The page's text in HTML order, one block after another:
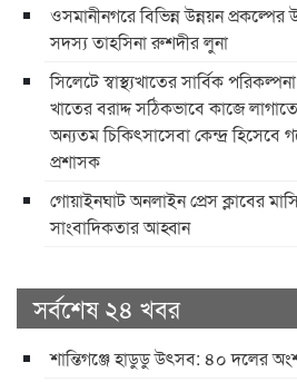
ওসমানীনগরে বিভিন্ন উন্নয়ন
সদস্য তাহসিনা রুশদীর লুনা
সিলেটে স্বাস্থ্যখাতের সার্বিক পরিকল্পনা
খাতের বরাদ্দ সঠিকভাবে কাজে
অন্যতম চিকিৎসাসেবা কেন্দ্র
প্রশাসক
​গোয়াইনঘাট অনলাইন প্রেস ক্লাবের
সাংবাদিকতার আহ্বান
সর্বশেষ ২৪ খবর
শান্তিগঞ্জে হাডুডু উৎসব: ৪০ দলের